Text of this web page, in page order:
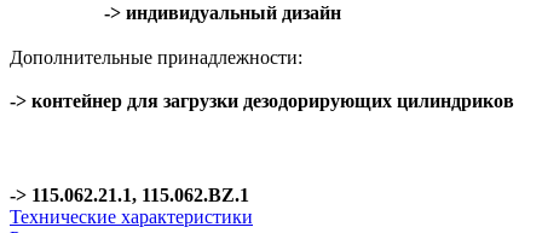
-> индивидуальный дизайн
Дополнительные принадлежности:
-> контейнер для загрузки дезодорирующих цилиндриков
-> 115.062.21.1, 115.062.BZ.1
Технические характеристики